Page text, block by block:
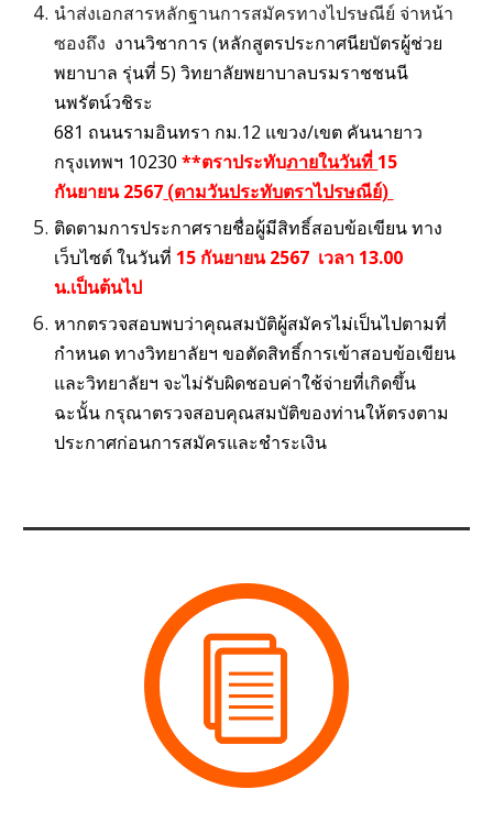
นำส่งเอกสารหลักฐานการสมัครทางไปรษณีย์ จ่าหน้า
ซองถึง งานวิชาการ (หลักสูตรประกาศนียบัตรผู้ช่วย
พยาบาล รุ่นที่ 5) วิทยาลัยพยาบาลบรมราชชนนี
นพรัตน์วชิระ
681 ถนนรามอินทรา กม.12 แขวง/เขต คันนายาว
กรุงเทพฯ 10230 **ตราประทับภายในวันที่ 15
กันยายน 2567 (ตามวันประทับตราไปรษณีย์)
ติดตามการประกาศรายชื่อผู้มีสิทธิ์สอบข้อเขียน ทาง
เว็บไซต์ ในวันที่ 15 กันยายน2567 เวลา 13.00
น.เป็นต้นไป
หากตรวจสอบพบว่าคุณสมบัติผู้สมัครไม่เป็นไปตามที่
กำหนด ทางวิทยาลัยฯ ขอตัดสิทธิ์การเข้าสอบข้อเขียน
และวิทยาลัยฯ จะไม่รับผิดชอบค่าใช้จ่ายที่เกิดขึ้น
ฉะนั้น กรุณาตรวจสอบคุณสมบัติของท่านให้ตรงตาม
ประกาศก่อนการสมัครและชำระเงิน